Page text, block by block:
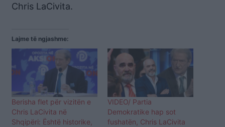
Chris LaCivita.
Lajme të ngjashme:
Berisha flet për vizitën e
Chris LaCivita në
Shqipëri: Është historike,
VIDEO/ Partia
Demokratike hap sot
fushatën, Chris LaCivita